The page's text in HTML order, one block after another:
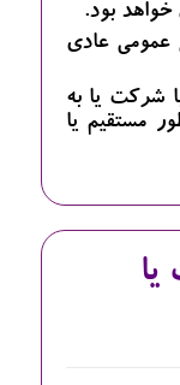
بود.
عمومی عادی
شرکت یا به
مستقیم یا
یا